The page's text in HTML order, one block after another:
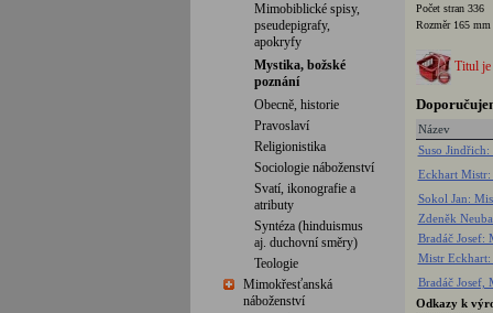
Mimobiblické spisy,
pseudepigrafy,
apokryfy
Mystika, božské
poznání
Obecně, historie
Pravoslaví
Religionistika
Sociologie náboženství
Svatí, ikonografie a
atributy
Syntéza (hinduismus
aj. duchovní směry)
Teologie
Mimokřesťanská
náboženství
Počet stran 336
Rozměr 165
Titul je
Název
Suso
Eckhart Mistr:
Sokol Jan:
Zdeněk
Bradáč Josef:
Mistr Eckhart:
Bradáč Josef,
Odkazy k